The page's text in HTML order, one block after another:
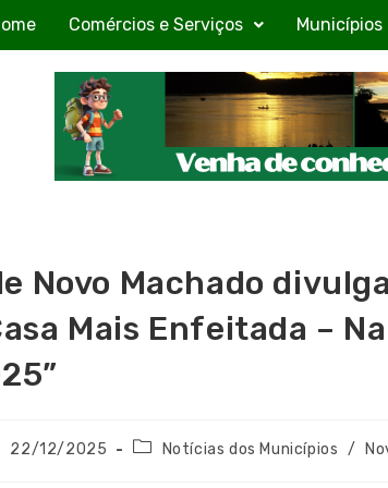
Comércios e Serviços
Novo Machado
Mais Enfeitada –
22/12/2025 Notícias dos Municípios /